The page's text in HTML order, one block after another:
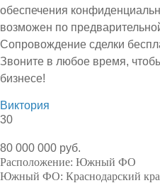
обеспечения
возможен по
Сопровождение сделки
Звоните в любое время,
бизнесе!
Виктория
30
80 000 000 руб.
Расположение: Южный ФО
Южный ФО: Краснодарский